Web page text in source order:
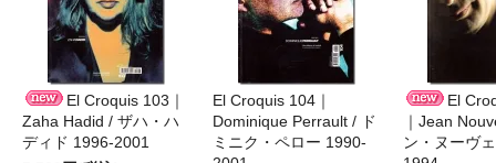
El Croquis 103｜
Zaha Hadid / ザハ・ハ
ディド 1996-2001
El Croquis 104｜
Dominique Perrault / ド
ミニク・ペロー 1990-
El
｜Jean
ン・ヌーヴ